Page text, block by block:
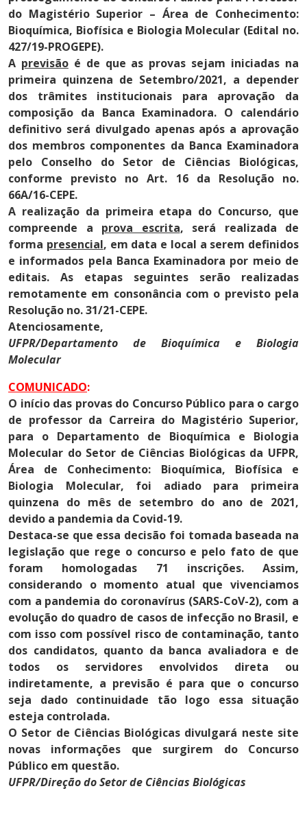
do Magistério Superior – Área de Conhecimento:
Bioquímica, Biofísica e Biologia Molecular (Edital no.
427/19-PROGEPE).
A previsãoé de que as provas sejam iniciadas na
primeira quinzena de Setembro/2021, a depender
dos trâmites institucionais para aprovação da
composição da Banca Examinadora. O calendário
definitivo será divulgado apenas após a aprovação
dos membros componentes da Banca Examinadora
pelo Conselho do Setor de Ciências Biológicas,
conforme previsto no Art. 16 da Resolução no.
66A/16-CEPE.
A realização da primeira etapa do Concurso, que
compreende a prova escrita, será realizada de
forma presencial, em data e local a serem definidos
e informados pela Banca Examinadora por meio de
editais. As etapas seguintes serão realizadas
remotamente em consonância com o previsto pela
Resolução no. 31/21-CEPE.
Atenciosamente,
UFPR/Departamento de Bioquímica e Biologia
Molecular
COMUNICADO:
O início das provas do Concurso Público para o cargo
de professor da Carreira do Magistério Superior,
para o Departamento de Bioquímica e Biologia
Molecular do Setor de Ciências Biológicas da UFPR,
Área de Conhecimento: Bioquímica, Biofísica e
Biologia Molecular, foi adiado para primeira
quinzena do mês de setembro do ano de 2021,
devido a pandemia da Covid-19.
Destaca-se que essa decisão foi tomada baseada na
legislação que rege o concurso e pelo fato de que
foram homologadas 71 inscrições. Assim,
considerando o momento atual que vivenciamos
com a pandemia do coronavírus (SARS-CoV-2), com a
evolução do quadro de casos de infecção no Brasil, e
com isso com possível risco de contaminação, tanto
dos candidatos, quanto da banca avaliadora e de
todos os servidores envolvidos direta ou
indiretamente, a previsão é para que o concurso
seja dado continuidade tão logo essa situação
esteja controlada.
O Setor de Ciências Biológicas divulgará neste site
novas informações que surgirem do Concurso
Público em questão.
UFPR/Direção do Setor de Ciências Biológicas